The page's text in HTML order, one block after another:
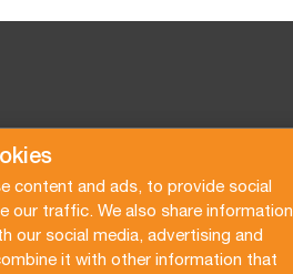
content and ads, to provide social
our traffic. We also share information
our social media, advertising and
it with other information that